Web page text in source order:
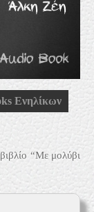
Ενηλίκων
“Με μολύβι